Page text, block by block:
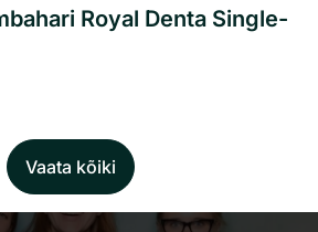
Royal Denta Single-
Vaata kõiki